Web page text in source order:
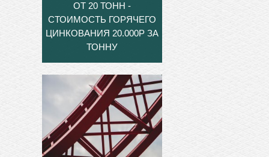
ОТ 20 ТОНН -
СТОИМОСТЬ ГОРЯЧЕГО
ЦИНКОВАНИЯ 20.000Р ЗА
ТОННУ